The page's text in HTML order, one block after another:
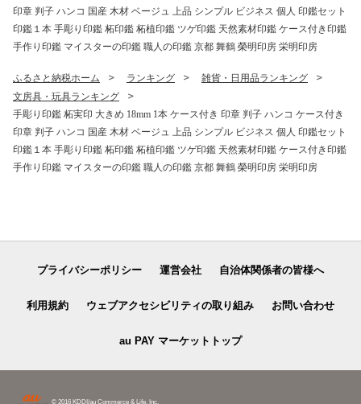
印章 判子 ハンコ 国産 木材 ベージュ 上品 シンプル ビジネス 個人 印鑑セット
印鑑１本 手彫り印鑑 柘印鑑 柘植印鑑 ツゲ印鑑 天然素材印鑑 ケース付き印鑑
手作り印鑑 マイスターの印鑑 職人の印鑑 京都 舞鶴 榮明印房 栄明印房
ふるさと納税ホーム ランキング
雑貨・日用品ランキング
文房具・玩具ランキング
手彫り印鑑 柘実印 大きめ 18mm 1本 ケース付き 印章 判子 ハンコ ケース付き
印章 判子 ハンコ 国産 木材 ベージュ 上品 シンプル ビジネス 個人 印鑑セット
印鑑１本 手彫り印鑑 柘印鑑 柘植印鑑 ツゲ印鑑 天然素材印鑑 ケース付き印鑑
手作り印鑑 マイスターの印鑑 職人の印鑑 京都 舞鶴 榮明印房 栄明印房
プライバシーポリシー 運営会社 自治体関係者の皆様へ
利用規約 ウェブアクセシビリティの取り組み お問い合わせ
au PAY マーケットトップ
© 2016 KDDI/au Commerce & Life, Inc.